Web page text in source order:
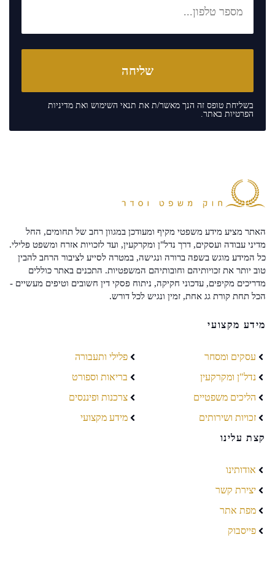
בשליחת טופס זה הנך מאשר/ת את תנאי השימוש ואת מדיניות
הפרטיות באתר.
האתר מציע מידע משפטי מקיף ומעודכן במגוון רחב של תחומים, החל
מדיני עבודה ועסקים, דרך נדל"ן ומקרקעין, ועד לזכויות אזרח ומשפט פלילי.
כל המידע מוגש בשפה ברורה ונגישה, במטרה לסייע לציבור הרחב להבין
טוב יותר את זכויותיהם וחובותיהם המשפטיות. התכנים באתר כוללים
מדריכים מקיפים, עדכוני חקיקה, ניתוח פסקי דין חשובים וטיפים מעשיים -
הכל תחת קורת גג אחת, זמין ונגיש לכל דורש.
מידע מקצועי
עסקים ומסחר
נדל"ן ומקרקעין
הליכים משפטיים
זכויות ושירותים
פלילי ותעבורה
בריאות וספורט
צרכנות ופיננסים
מידע מקצועי
קצת עלינו
אודותינו
יצירת קשר
מפת אתר
פייסבוק